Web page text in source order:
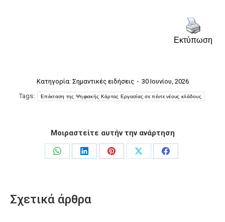
Εκτύπωση
Κατηγορία: Σημαντικές ειδήσεις
30 Ιουνίου, 2026
Tags:
Επέκταση της Ψηφιακής Κάρτας Εργασίας σε πέντε νέους κλάδους
Μοιραστείτε αυτήν την ανάρτηση
Share
Share
Share
Share
Share
Σχετικά άρθρα